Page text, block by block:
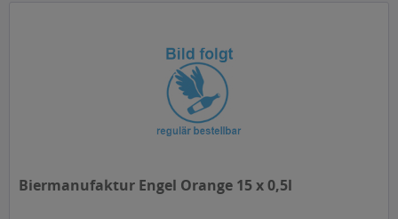
Biermanufaktur Engel Orange 15 x 0,5l